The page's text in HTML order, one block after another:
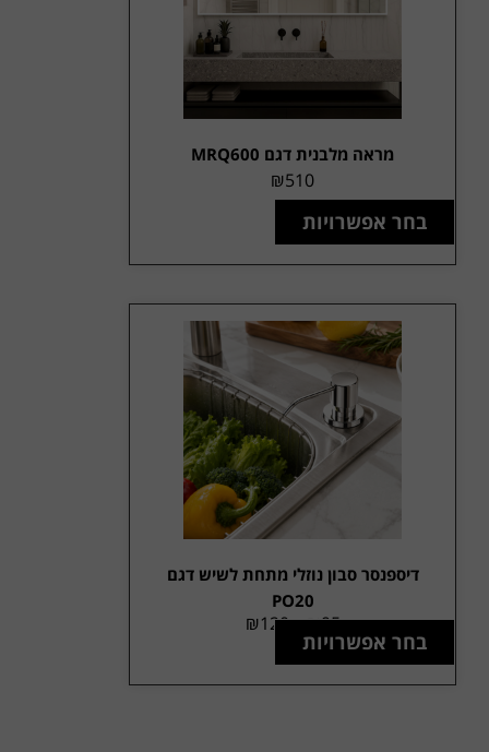
מראה מלבנית דגם MRQ600
₪510
בחר אפשרויות
דיספנסר סבון נוזלי מתחת לשיש דגם
PO20
₪95
–
₪120
בחר אפשרויות